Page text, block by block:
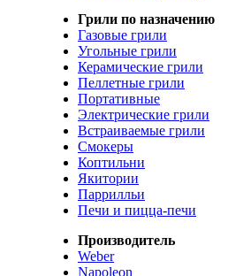
Грили по назначению
Газовые грили
Угольные грили
Керамические грили
Пеллетные грили
Портативные
Электрические грили
Встраиваемые грили
Смокеры
Коптильни
Якитории
Паррилльи
Печи и пицца-печи
Производитель
Weber
Napoleon